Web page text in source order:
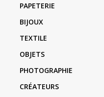
PAPETERIE
BIJOUX
TEXTILE
OBJETS
PHOTOGRAPHIE
CRÉATEURS